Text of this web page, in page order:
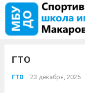
ГТО
ГТО 23 декабря, 2025